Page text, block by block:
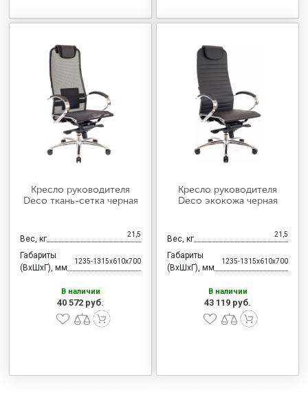
Кресло руководителя
Deco ткань-сетка черная
Вес, кг 21,5
Габариты
(ВхШхГ), мм
1235-1315x610x700
В наличии
40 572 руб.
Кресло руководителя
Deco экокожа черная
Вес, кг 21,5
Габариты
(ВхШхГ), мм
1235-1315x610x700
В наличии
43 119 руб.